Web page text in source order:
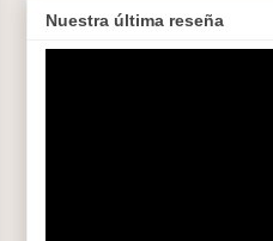
Nuestra última reseña